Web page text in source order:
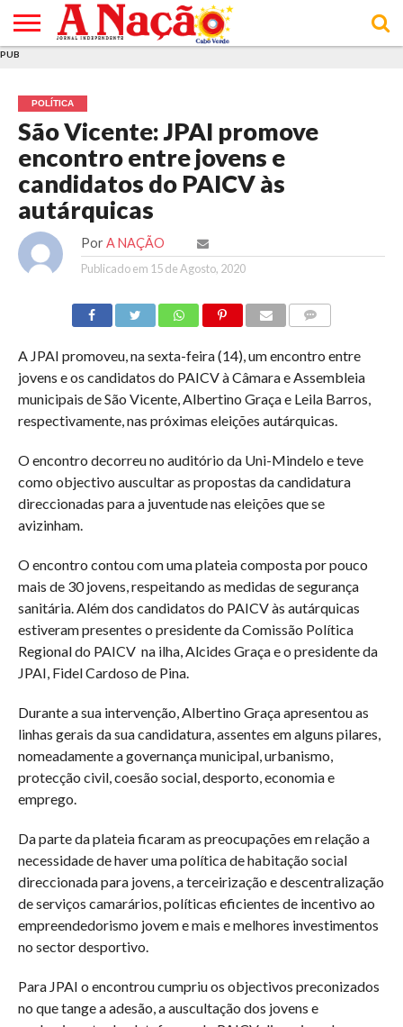
E DE
COOKIES
DE
UTILIZAÇÃO
PUB
POLÍTICA
São Vicente: JPAI promove
encontro entre jovens e
candidatos do PAICV às
autárquicas
Por A NAÇÃO
Publicado em 15 de Agosto, 2020
A JPAI promoveu, na sexta-feira (14), um encontro entre
jovens e os candidatos do PAICV à Câmara e Assembleia
municipais de São Vicente, Albertino Graça e Leila Barros,
respectivamente, nas próximas eleições autárquicas.
O encontro decorreu no auditório da Uni-Mindelo e teve
como objectivo auscultar as propostas da candidatura
direccionadas para a juventude nas eleições que se
avizinham.
O encontro contou com uma plateia composta por pouco
mais de 30 jovens, respeitando as medidas de segurança
sanitária. Além dos candidatos do PAICV às autárquicas
estiveram presentes o presidente da Comissão Política
Regional do PAICV na ilha, Alcides Graça e o presidente da
JPAI, Fidel Cardoso de Pina.
Durante a sua intervenção, Albertino Graça apresentou as
linhas gerais da sua candidatura, assentes em alguns pilares,
nomeadamente a governança municipal, urbanismo,
protecção civil, coesão social, desporto, economia e
emprego.
Da parte da plateia ficaram as preocupações em relação a
necessidade de haver uma política de habitação social
direccionada para jovens, a terceirização e descentralização
de serviços camarários, políticas eficientes de incentivo ao
empreendedorismo jovem e mais e melhores investimentos
no sector desportivo.
Para JPAI o encontrou cumpriu os objectivos preconizados
no que tange a adesão, a auscultação dos jovens e